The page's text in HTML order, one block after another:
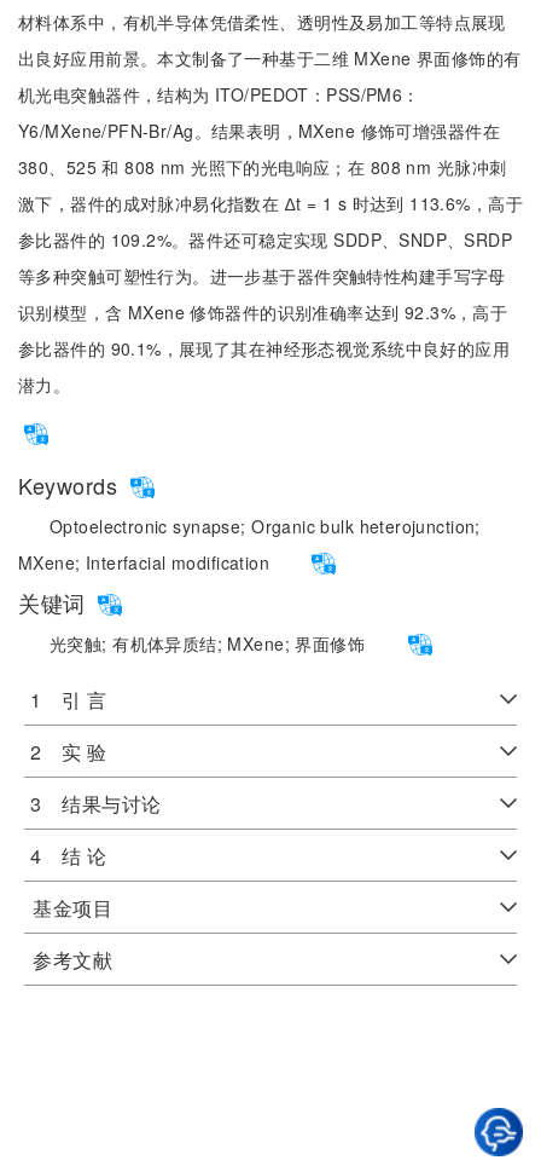
材料体系中，有机半导体凭借柔性、透明性及易加工等特点展现
出良好应用前景。本文制备了一种基于二维 MXene 界面修饰的有
机光电突触器件，结构为 ITO/PEDOT：PSS/PM6：
Y6/MXene/PFN-Br/Ag。结果表明，MXene 修饰可增强器件在
380、525 和 808 nm 光照下的光电响应；在 808 nm 光脉冲刺
激下，器件的成对脉冲易化指数在 ∆t = 1 s 时达到 113.6%，高于
参比器件的 109.2%。器件还可稳定实现 SDDP、SNDP、SRDP
等多种突触可塑性行为。进一步基于器件突触特性构建手写字母
识别模型，含 MXene 修饰器件的识别准确率达到 92.3%，高于
参比器件的 90.1%，展现了其在神经形态视觉系统中良好的应用
潜力。
Keywords
Optoelectronic synapse;Organic bulk heterojunction;
MXene; Interfacial modification
关键词
光突触;有机体异质结; MXene;界面修饰
1 引 言
2 实 验
3 结果与讨论
4 结 论
基金项目
参考文献